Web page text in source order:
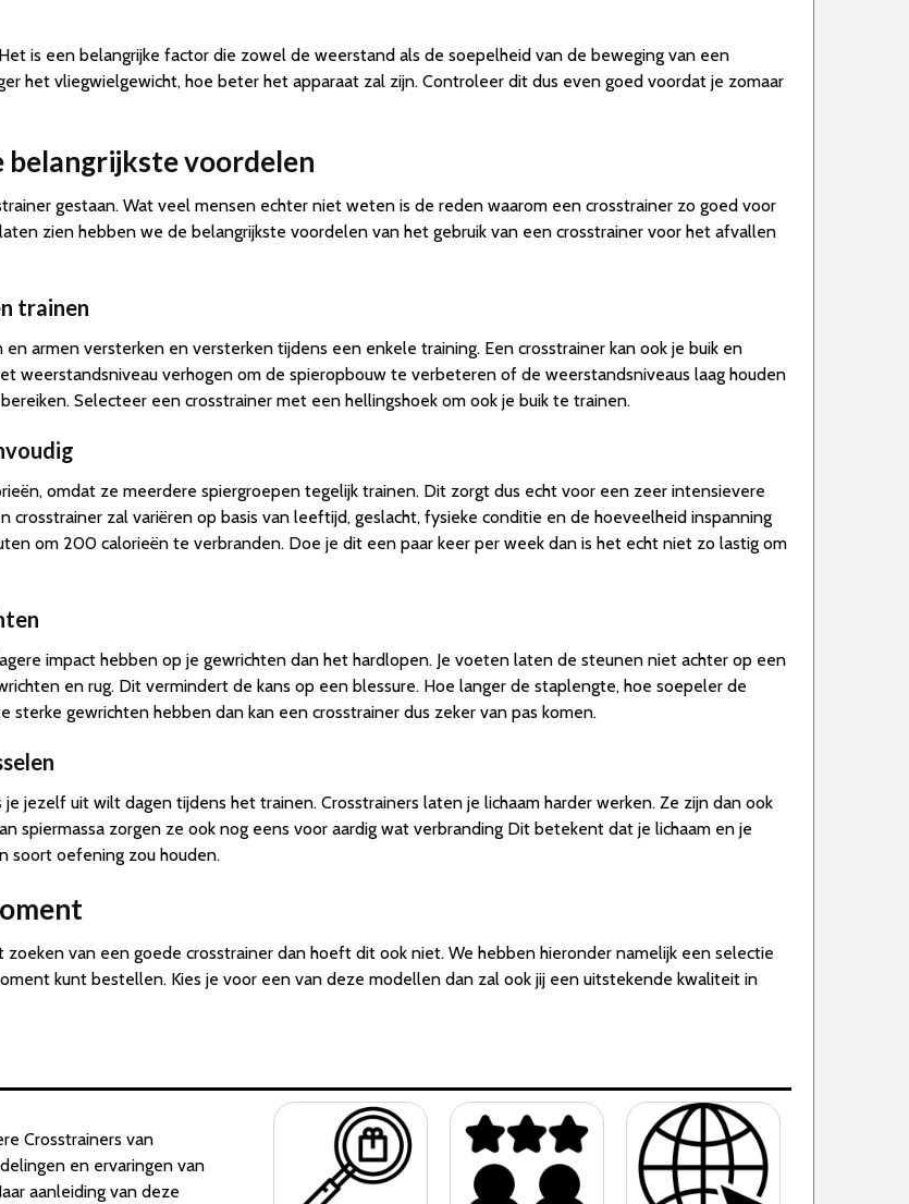
is een belangrijke factor die zowel de weerstand als de soepelheid van de beweging van een
het vliegwielgewicht, hoe beter het apparaat zal zijn. Controleer dit dus even goed voordat je zomaar
belangrijkste voordelen
gestaan. Wat veel mensen echter niet weten is de reden waarom een crosstrainer zo goed voor
zien hebben we de belangrijkste voordelen van het gebruik van een crosstrainer voor het afvallen
trainen
armen versterken en versterken tijdens een enkele training. Een crosstrainer kan ook je buik en
weerstandsniveau verhogen om de spieropbouw te verbeteren of de weerstandsniveaus laag houden
Selecteer een crosstrainer met een hellingshoek om ook je buik te trainen.
omdat ze meerdere spiergroepen tegelijk trainen. Dit zorgt dus echt voor een zeer intensievere
zal variëren op basis van leeftijd, geslacht, fysieke conditie en de hoeveelheid inspanning
om 200 calorieën te verbranden. Doe je dit een paar keer per week dan is het echt niet zo lastig om
impact hebben op je gewrichten dan het hardlopen. Je voeten laten de steunen niet achter op een
en rug. Dit vermindert de kans op een blessure. Hoe langer de staplengte, hoe soepeler de
gewrichten hebben dan kan een crosstrainer dus zeker van pas komen.
jezelf uit wilt dagen tijdens het trainen. Crosstrainers laten je lichaam harder werken. Ze zijn dan ook
spiermassa zorgen ze ook nog eens voor aardig wat verbranding Dit betekent dat je lichaam en je
soort oefening zou houden.
van een goede crosstrainer dan hoeft dit ook niet. We hebben hieronder namelijk een selectie
kunt bestellen. Kies je voor een van deze modellen dan zal ook jij een uitstekende kwaliteit in
Crosstrainers van
en ervaringen van
aanleiding van deze